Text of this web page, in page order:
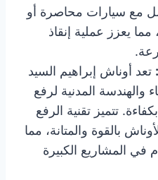
مع سيارات محاصرة أو
مما يعزز عملية إنقاذ
تعد أوناش إبراهيم السيد
والهندسة المدنية لرفع
تتميز تقنية الرفع
بالقوة والمتانة، مما
في المشاريع الكبيرة